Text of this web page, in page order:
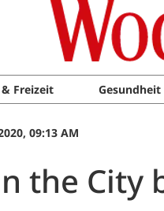
Freizeit Gesundheit
09:13 AM
the City